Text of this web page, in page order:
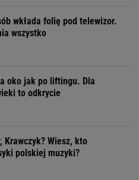
wkłada folię pod telewizor.
wszystko
oko jak po liftingu. Dla
to odkrycie
Krawczyk? Wiesz, kto
polskiej muzyki?